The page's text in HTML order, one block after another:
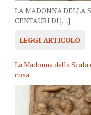
LA MADONNA DELLA
CENTAURI DI […]
LEGGI ARTICOLO
La Madonna della Scala
cosa